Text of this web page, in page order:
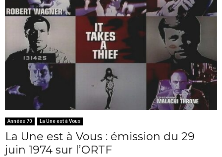
Années 70 La Une est à Vous
La Une est à Vous : émission du 29
juin 1974 sur l’ORTF